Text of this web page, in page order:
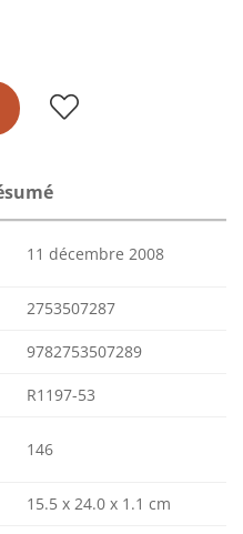
11 décembre 2008
2753507287
9782753507289
R1197-53
146
15.5 x 24.0 x 1.1 cm